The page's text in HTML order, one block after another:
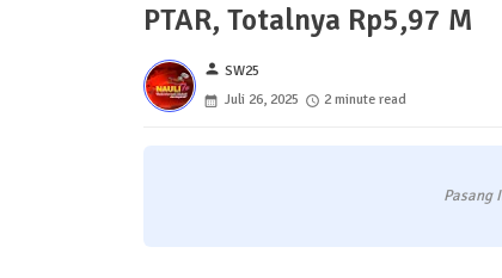
PTAR, Totalnya Rp5,97 M
person SW25
Juli 26, 2025
2 minute read
Pasang